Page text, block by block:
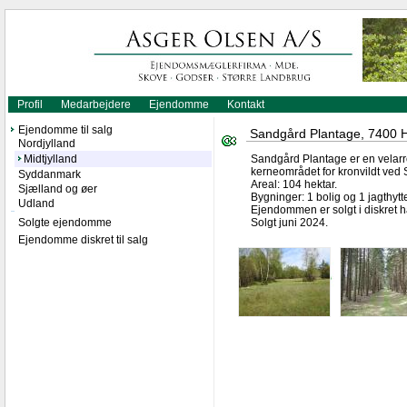
Profil Medarbejdere Ejendomme
Kontakt
Ejendomme til salg
Nordjylland
Midtjylland
Syddanmark
Sjælland og øer
Udland
Solgte ejendomme
Ejendomme diskret til salg
Sandgård Plantage, 7400
Sandgård Plantage er en
kerneområdet for kronvildt ved
Areal: 104 hektar.
Bygninger: 1 bolig og 1
Ejendommen er solgt i diskret
Solgt juni 2024.